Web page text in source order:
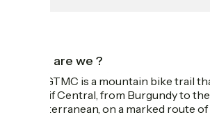
Who are we ?
The GTMC is a mountain bike trail
Massif Central, from Burgundy to the
Mediterranean, on a marked route